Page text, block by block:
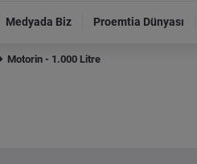
Medyada Biz Proemtia Dünyası
Motorin - 1.000 Litre